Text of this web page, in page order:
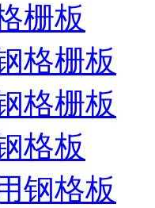
栅板
格栅板
格栅板
格板
钢格板